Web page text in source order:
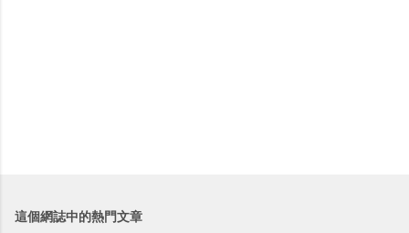
這個網誌中的熱門文章